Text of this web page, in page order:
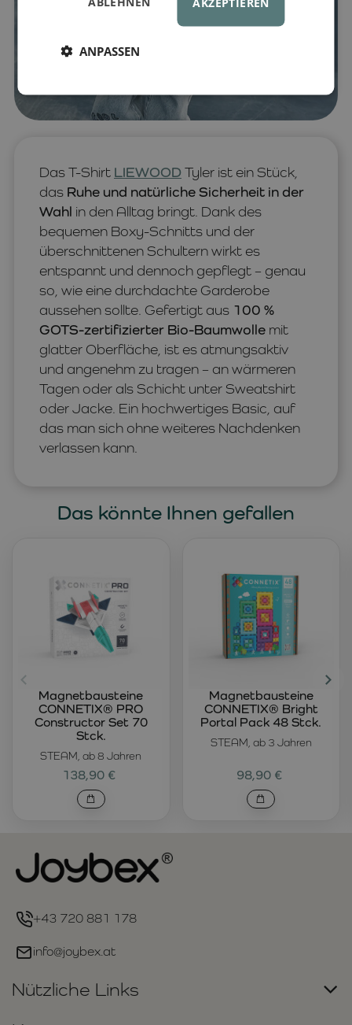
Das T-Shirt LIEWOOD Tyler ist ein Stück,
das Ruhe und natürliche Sicherheit in der
Wahl in den Alltag bringt. Dank des
bequemen Boxy-Schnitts und der
überschnittenen Schultern wirkt es
entspannt und dennoch gepflegt – genau
so, wie eine durchdachte Garderobe
aussehen sollte. Gefertigt aus 100 %
GOTS-zertifizierter Bio-Baumwolle mit
glatter Oberfläche, ist es atmungsaktiv
und angenehm zu tragen – an wärmeren
Tagen oder als Schicht unter Sweatshirt
oder Jacke. Ein hochwertiges Basic, auf
das man sich ohne weiteres Nachdenken
verlassen kann.
Das könnte Ihnen gefallen
STEAM, ab 8 Jahren
Magnetbausteine
CONNETIX® PRO
Constructor Set 70
Stck.
138,90 €
STEAM, ab 3 Jahren
Magnetbausteine
CONNETIX® Bright
Portal Pack 48 Stck.
98,90 €
+43 720 881 178
info@joybex.at
Nützliche Links
ANPASSEN